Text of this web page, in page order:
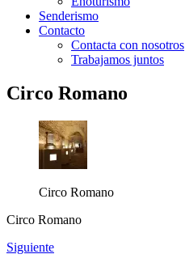
Senderismo
Contacto
Contacta con nosotros
Trabajamos juntos
Circo Romano
Circo Romano
Circo Romano
Siguiente